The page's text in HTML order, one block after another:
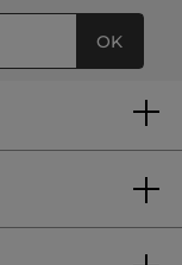
OK